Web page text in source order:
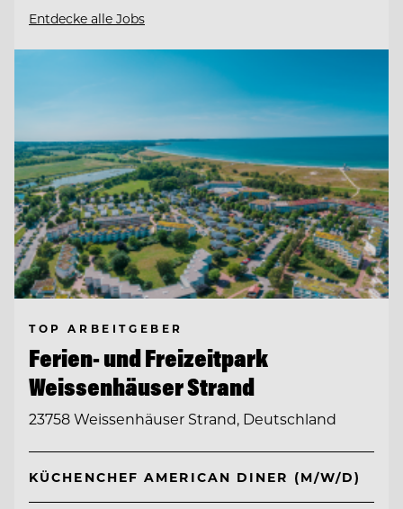
Entdecke alle Jobs
TOP ARBEITGEBER
Ferien- und Freizeitpark
Weissenhäuser Strand
23758 Weissenhäuser Strand, Deutschland
KÜCHENCHEF AMERICAN DINER (M/W/D)